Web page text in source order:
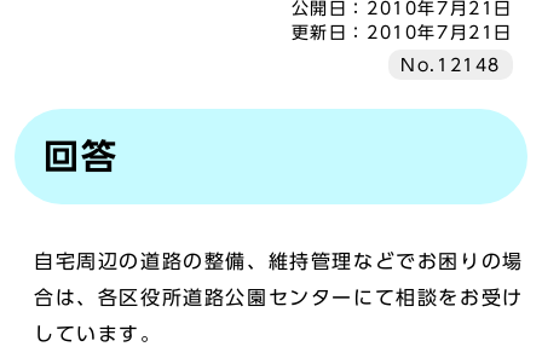
公開日： 2010年7月21日
更新日： 2010年7月21日
No.12148
回答
自宅周辺の道路の整備、維持管理などでお困りの場
合は、各区役所道路公園センターにて相談をお受け
しています。